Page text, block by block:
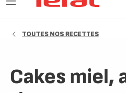
Ouvrir
TOUTES NOS RECETTES
Cakes miel,